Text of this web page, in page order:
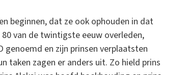
beginnen, dat ze ook ophouden in dat
van de twintigste eeuw overleden,
genoemd en zijn prinsen verplaatsten
taken zagen er anders uit. Zo hield prins